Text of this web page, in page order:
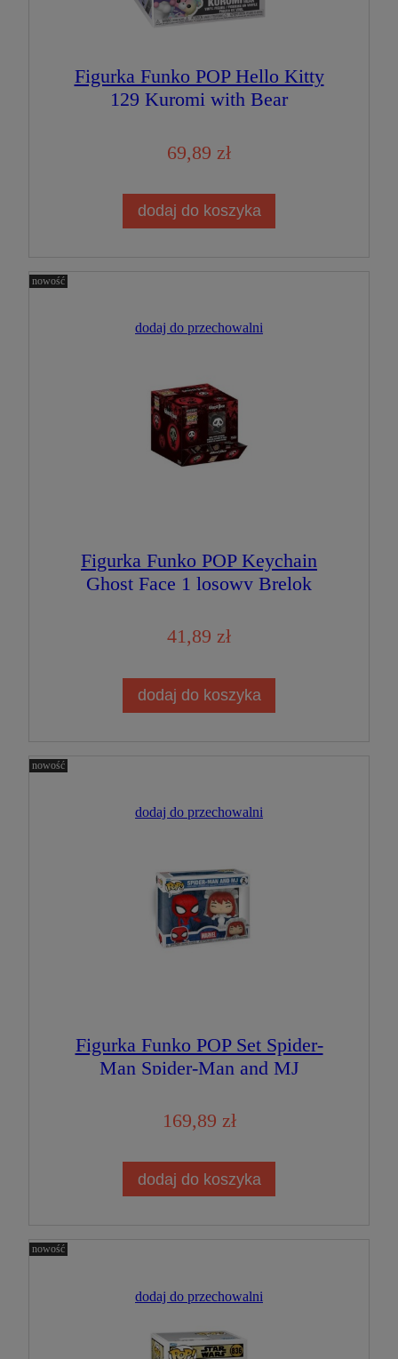
Figurka Funko POP Hello Kitty
129 Kuromi with Bear
69,89 zł
dodaj do koszyka
dodaj do przechowalni
Figurka Funko POP Keychain
Ghost Face 1 losowy Brelok
41,89 zł
dodaj do koszyka
nowość
dodaj do przechowalni
Figurka Funko POP Set Spider-
Man Spider-Man and MJ
169,89 zł
dodaj do koszyka
nowość
dodaj do przechowalni
nowość